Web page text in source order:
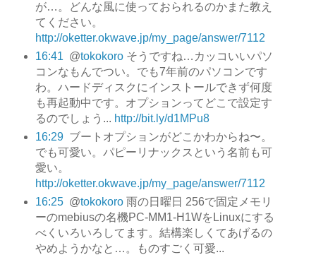
が…。どんな風に使っておられるのかまた教え
てください。
http://oketter.okwave.jp/my_page/answer/7112
16:41 @tokokoroそうですね…カッコいいパソ
コンなもんでつい。でも7年前のパソコンです
わ。ハードディスクにインストールできず何度
も再起動中です。オプションってどこで設定す
るのでしょう... http://bit.ly/d1MPu8
16:29 ブートオプションがどこかわからね〜。
でも可愛い。パピーリナックスという名前も可
愛い。
http://oketter.okwave.jp/my_page/answer/7112
16:25 @tokokoro雨の日曜日 256で固定メモリ
ーのmebiusの名機PC-MM1-H1WをLinuxにする
べくいろいろしてます。結構楽しくてあげるの
やめようかなと…。ものすごく可愛...